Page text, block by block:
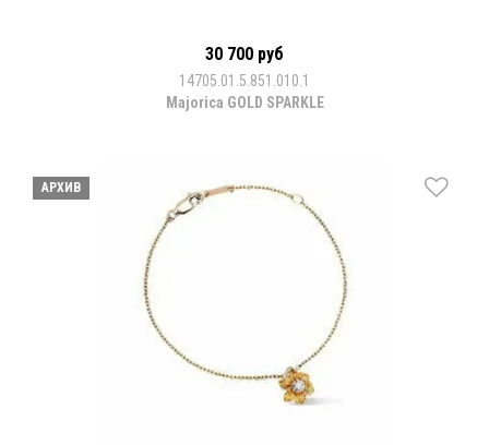
30 700 руб
14705.01.5.851.010.1
Majorica GOLD SPARKLE
АРХИВ